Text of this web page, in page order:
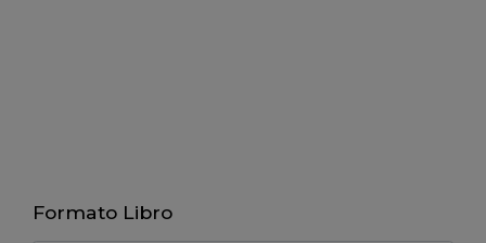
Formato Libro